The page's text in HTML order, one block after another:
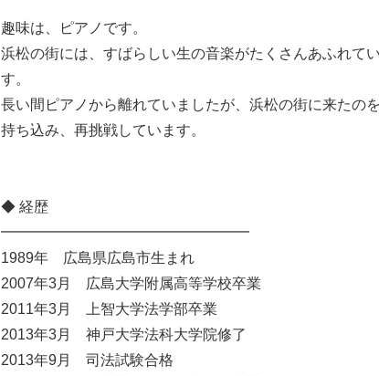
趣味は、ピアノです。
浜松の街には、すばらしい生の音楽がたくさんあふれて
す。
長い間ピアノから離れていましたが、浜松の街に来たの
持ち込み、再挑戦しています。
◆ 経歴
━━━━━━━━━━━━━━━━━
1989年 広島県広島市生まれ
2007年3月 広島大学附属高等学校卒業
2011年3月 上智大学法学部卒業
2013年3月 神戸大学法科大学院修了
2013年9月 司法試験合格